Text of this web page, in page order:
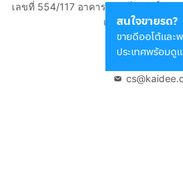
สนใจขายรถ?
ขายดีออโต้และ
ประเทศพร้อม
เลขที่ 554/117 อาคารสกายไนน์ เซ็นเ
แขวงดินแดง เขตดิ
กรุงเทพมหานคร